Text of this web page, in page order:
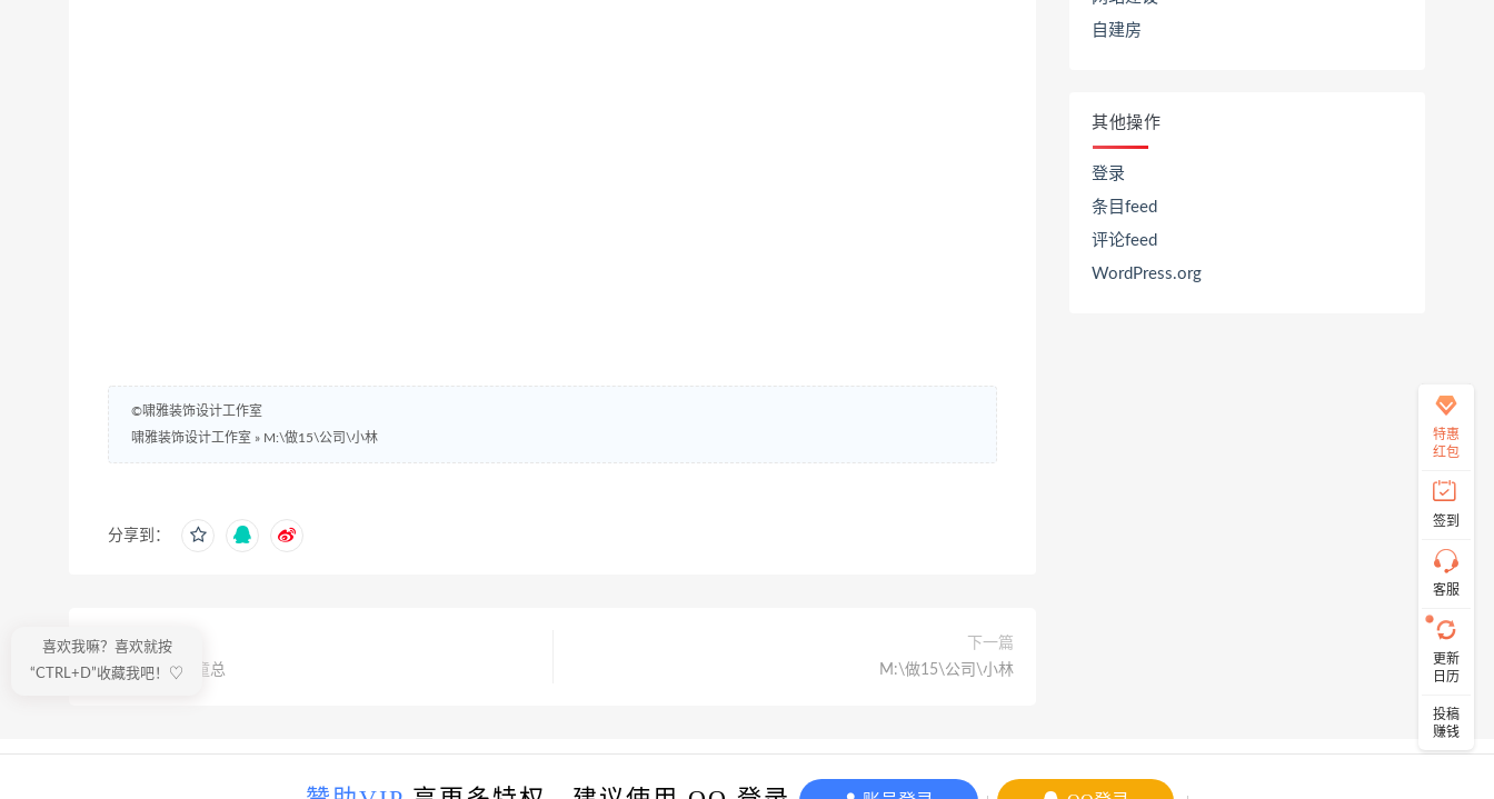
©啸雅装饰设计工作室
啸雅装饰设计工作室 » M:\做15\公司\小林
分享到：
上一篇
M:\做15\公司\童总
下一篇
M:\做15\公司\小林
自建房
其他操作
登录
条目feed
评论feed
WordPress.org
© 2024 啸雅装饰设计工作室 琼ICP备2024018680号-3
特惠
红包
签到
客服
接
说
出
您
的
求！
切
带
资
源
接
与
更新
日历
投稿
赚钱
喜欢我嘛？喜欢就按
“CTRL+D”收藏我吧！♡